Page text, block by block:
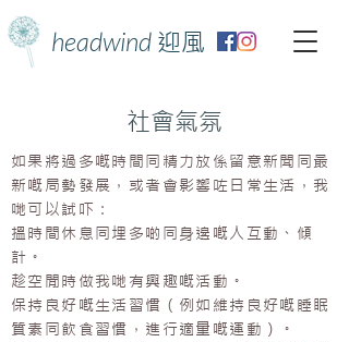
headwind 迎風
​社會氣氛
如果將過多嘅時間同精力放係留意新聞同最
新嘅局勢發展，或者會影響咗日常生活，我
哋可以試吓：
搵時間休息同埋多啲同身邊嘅人互動、傾
計。
趁空閒時做我哋有興趣嘅活動。
保持良好嘅生活習慣（例如維持良好嘅睡眠
質素同飲食習慣，進行適量嘅運動）。